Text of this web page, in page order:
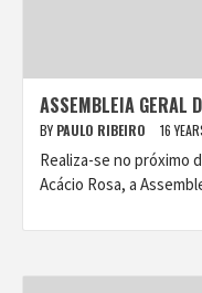
ASSEMBLEIA GERAL
BY PAULO RIBEIRO 16
Realiza-se no próximo
Acácio Rosa, a